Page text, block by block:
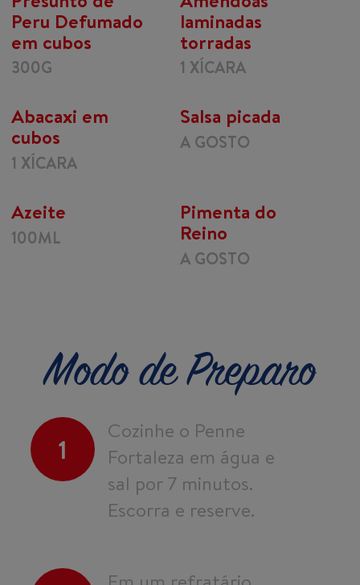
Peru Defumado
em cubos
300G
laminadas
torradas
1 XÍCARA
Abacaxi em
cubos
1 XÍCARA
Salsa picada
A GOSTO
Azeite
100ML
Pimenta do
Reino
A GOSTO
Modo de Preparo
1
Cozinhe o Penne
Fortaleza em água e
sal por 7 minutos.
Escorra e reserve.